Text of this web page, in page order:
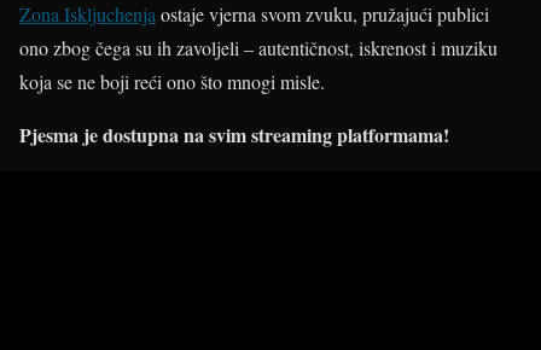
Zona Iskljuchenja ostaje vjerna svom zvuku, pružajući publici
ono zbog čega su ih zavoljeli – autentičnost, iskrenost i muziku
koja se ne boji reći ono što mnogi misle.
Pjesma je dostupna na svim streaming platformama!